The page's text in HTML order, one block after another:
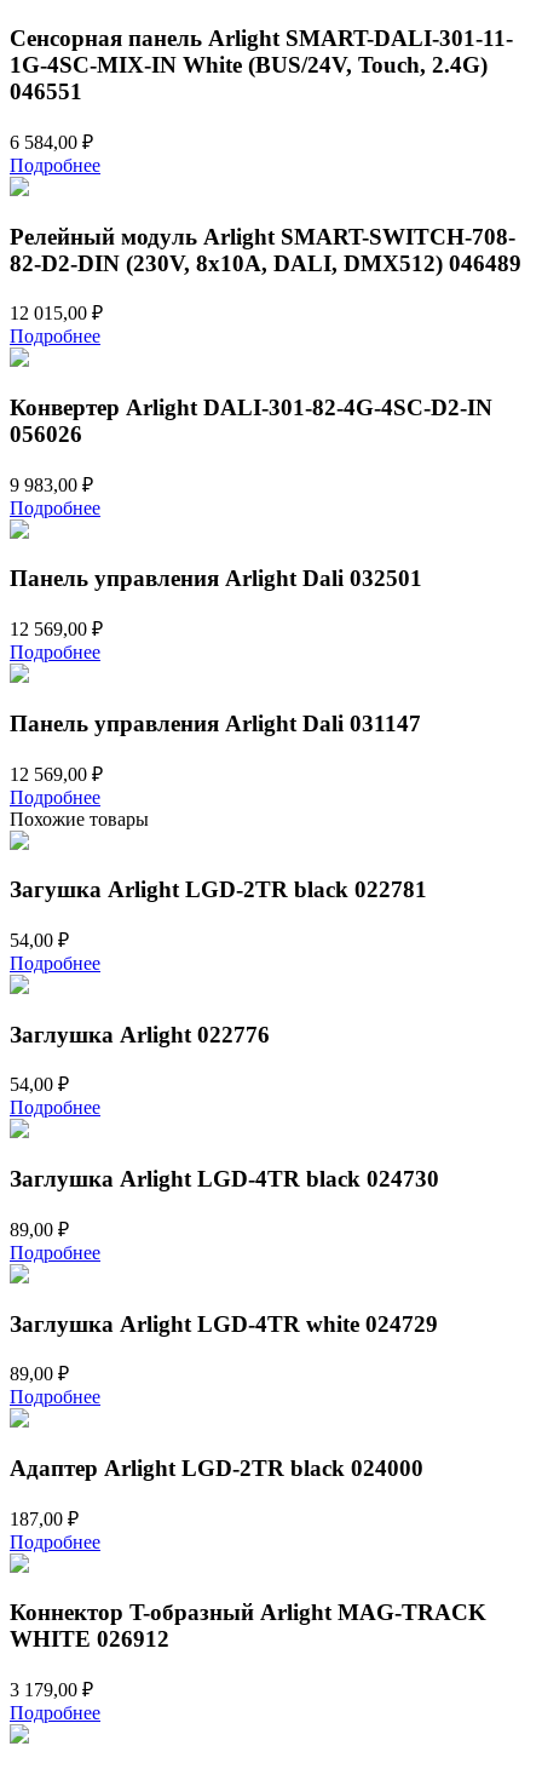
Сенсорная панель Arlight SMART-DALI-301-11-
1G-4SC-MIX-IN White (BUS/24V, Touch, 2.4G)
046551
6 584,00 ₽
Подробнее
Релейный модуль Arlight SMART-SWITCH-708-
82-D2-DIN (230V, 8x10A, DALI, DMX512) 046489
12 015,00 ₽
Подробнее
Конвертер Arlight DALI-301-82-4G-4SC-D2-IN
056026
9 983,00 ₽
Подробнее
Панель управления Arlight Dali 032501
12 569,00 ₽
Подробнее
Панель управления Arlight Dali 031147
12 569,00 ₽
Подробнее
Похожие товары
Загушка Arlight LGD-2TR black 022781
54,00 ₽
Подробнее
Заглушка Arlight 022776
54,00 ₽
Подробнее
Заглушка Arlight LGD-4TR black 024730
89,00 ₽
Подробнее
Заглушка Arlight LGD-4TR white 024729
89,00 ₽
Подробнее
Адаптер Arlight LGD-2TR black 024000
187,00 ₽
Подробнее
Коннектор T-образный Arlight MAG-TRACK
WHITE 026912
3 179,00 ₽
Подробнее